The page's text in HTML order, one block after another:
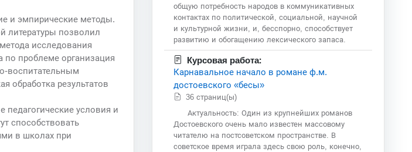
и эмпирические методы.
литературы позволил
исследования
по проблеме организация
воспитательным
обработка результатов
условия и
способствовать
в школах при
общую потребность народов в коммуникативных
контактах по политической, социальной, научной
и культурной жизни, и, бесспорно, способствует
развитию и обогащению лексического запаса.
Курсовая работа:
Карнавальное начало в романе ф.м.
достоевского «бесы»
36 страниц(ы)
Актуальность: Один из крупнейших романов
Достоевского очень мало известен массовому
читателю на постсоветском пространстве. В
советское время играла здесь свою роль, конечно,